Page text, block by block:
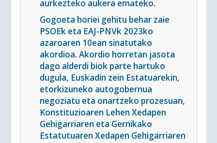
aurkezteko aukera emateko.
Gogoeta horiei gehitu behar zaie
PSOEk eta EAJ-PNVk 2023ko
azaroaren 10ean sinatutako
akordioa. Akordio horretan jasota
dago alderdi biok parte hartuko
dugula, Euskadin zein Estatuarekin,
etorkizuneko autogobernua
negoziatu eta onartzeko prozesuan,
Konstituzioaren Lehen Xedapen
Gehigarriaren eta Gernikako
Estatutuaren Xedapen Gehigarriaren